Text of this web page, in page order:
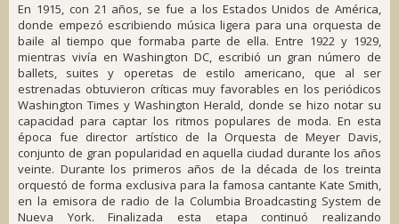
En 1915, con 21 años, se fue a los Estados Unidos de América,
donde empezó escribiendo música ligera para una orquesta de
baile al tiempo que formaba parte de ella. Entre 1922 y 1929,
mientras vivía en Washington DC, escribió un gran número de
ballets, suites y operetas de estilo americano, que al ser
estrenadas obtuvieron críticas muy favorables en los periódicos
Washington Times y Washington Herald, donde se hizo notar su
capacidad para captar los ritmos populares de moda. En esta
época fue director artístico de la Orquesta de Meyer Davis,
conjunto de gran popularidad en aquella ciudad durante los años
veinte. Durante los primeros años de la década de los treinta
orquestó de forma exclusiva para la famosa cantante Kate Smith,
en la emisora de radio de la Columbia Broadcasting System de
Nueva York. Finalizada esta etapa continuó realizando